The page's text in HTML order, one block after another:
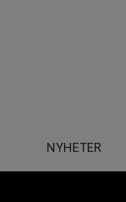
NYHETER